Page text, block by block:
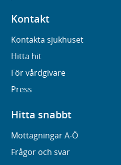
Kontakt
Kontakta sjukhuset
Hitta hit
För vårdgivare
Press
Hitta snabbt
Mottagningar A-Ö
Frågor och svar